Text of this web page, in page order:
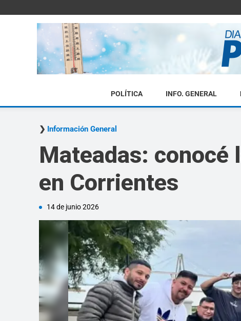
POLÍTICA INFO. GENERAL
Información General
Mateadas: conocé
en Corrientes
14 de junio 2026